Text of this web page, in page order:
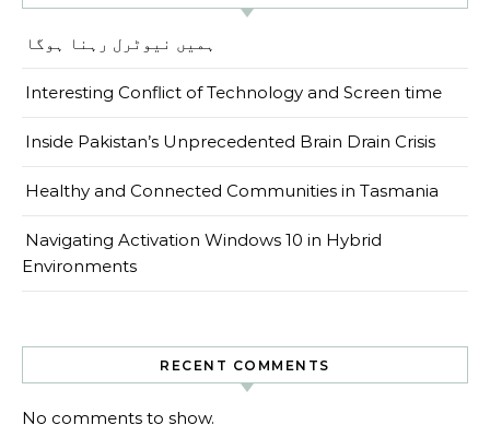
ہمیں نیوٹرل رہنا ہوگا
Interesting Conflict of Technology and Screen time
Inside Pakistan’s Unprecedented Brain Drain Crisis
Healthy and Connected Communities in Tasmania
Navigating Activation Windows 10 in Hybrid
Environments
RECENT COMMENTS
No comments to show.